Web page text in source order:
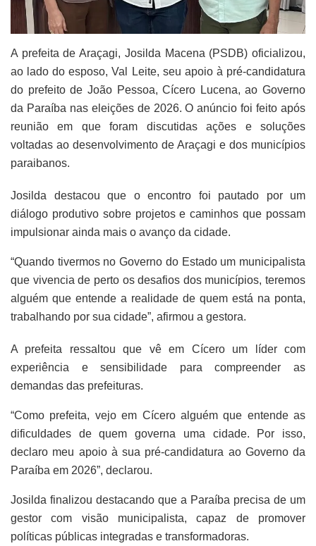
A prefeita de Araçagi, Josilda Macena (PSDB) oficializou,
ao lado do esposo, Val Leite, seu apoio à pré-candidatura
do prefeito de João Pessoa, Cícero Lucena, ao Governo
da Paraíba nas eleições de 2026. O anúncio foi feito após
reunião em que foram discutidas ações e soluções
voltadas ao desenvolvimento de Araçagi e dos municípios
paraibanos.
Josilda destacou que o encontro foi pautado por um
diálogo produtivo sobre projetos e caminhos que possam
impulsionar ainda mais o avanço da cidade.
“Quando tivermos no Governo do Estado um municipalista
que vivencia de perto os desafios dos municípios, teremos
alguém que entende a realidade de quem está na ponta,
trabalhando por sua cidade”, afirmou a gestora.
A prefeita ressaltou que vê em Cícero um líder com
experiência e sensibilidade para compreender as
demandas das prefeituras.
“Como prefeita, vejo em Cícero alguém que entende as
dificuldades de quem governa uma cidade. Por isso,
declaro meu apoio à sua pré-candidatura ao Governo da
Paraíba em 2026”, declarou.
Josilda finalizou destacando que a Paraíba precisa de um
gestor com visão municipalista, capaz de promover
políticas públicas integradas e transformadoras.